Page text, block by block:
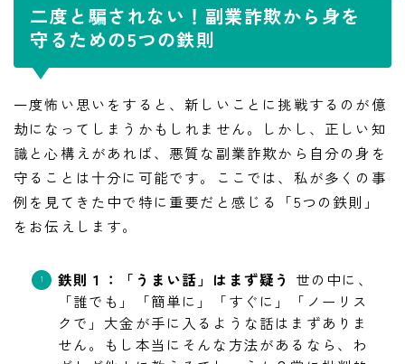
二度と騙されない！副業詐欺から身を
守るための5つの鉄則
一度怖い思いをすると、新しいことに挑戦するのが億
劫になってしまうかもしれません。しかし、正しい知
識と心構えがあれば、悪質な副業詐欺から自分の身を
守ることは十分に可能です。ここでは、私が多くの事
例を見てきた中で特に重要だと感じる「5つの鉄則」
をお伝えします。
鉄則１：「うまい話」はまず疑う 世の中に、
「誰でも」「簡単に」「すぐに」「ノーリス
クで」大金が手に入るような話はまずありま
せん。もし本当にそんな方法があるなら、わ